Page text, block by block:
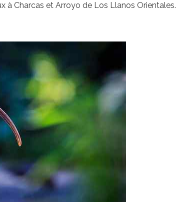
à Charcas et Arroyo de Los Llanos Orientales.